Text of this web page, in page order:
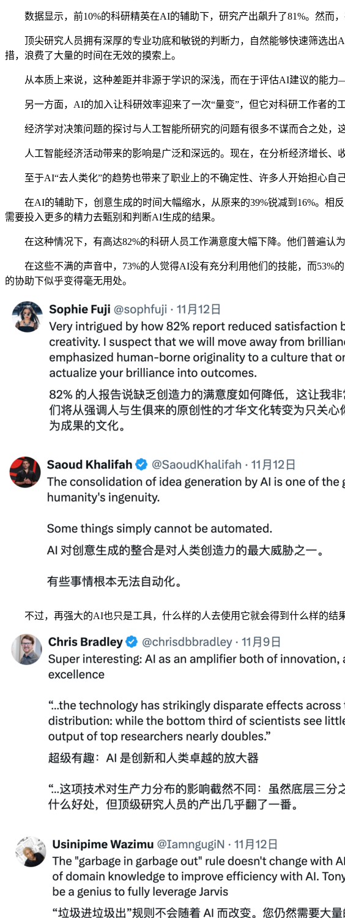
数据显示，前10%的科研精英在AI的辅助下，研究产出飙升了81%。然而
顶尖研究人员拥有深厚的专业功底和敏锐的判断力，自然能够快速筛选出
措，浪费了大量的时间在无效的摸索上。
从本质上来说，这种差距并非源于学识的深浅，而在于评估AI建议的能力
另一方面，AI的加入让科研效率迎来了一次“量变”，但它对科研工作者的工
经济学对决策问题的探讨与人工智能所研究的问题有很多不谋而合之处，
人工智能经济活动带来的影响是广泛和深远的。现在，在分析经济增长、
至于AI“去人类化”的趋势也带来了职业上的不确定性、许多人开始担心自
在AI的辅助下，创意生成的时间大幅缩水，从原来的39%锐减到16%。相反
需要投入更多的精力去甄别和判断AI生成的结果。
在这种情况下，有高达82%的科研人员工作满意度大幅下降。他们普遍认
在这些不满的声音中，73%的人觉得AI没有充分利用他们的技能，而53%
的协助下似乎变得毫无用处。
不过，再强大的AI也只是工具，什么样的人去使用它就会得到什么样的结